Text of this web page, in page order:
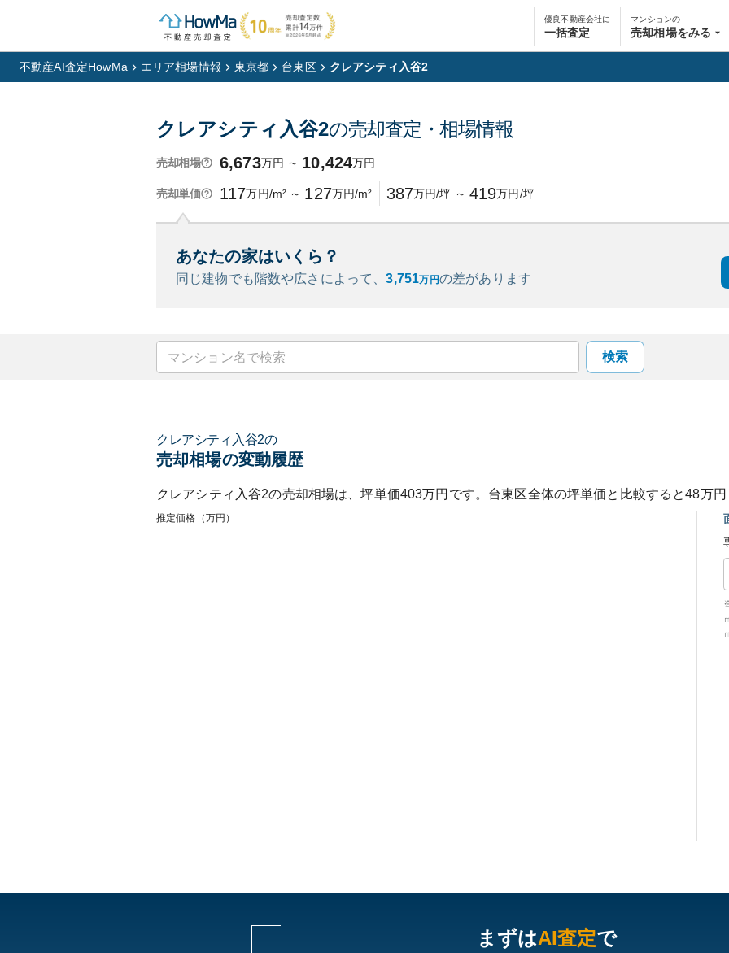
優良不動産会社に
一括査定
マンションの
売却相場をみる
不動産AI査定HowMa エリア相場情報 東京都 台東区 クレアシティ入谷2
クレアシティ入谷2の売却査定・相場情報
売却相場 6,673万円 ～ 10,424万円
売却単価 117万円/m² ～ 127万円/m² 387万円/坪 ～ 419万円/坪
あなたの家はいくら？
同じ建物でも階数や広さによって、3,751万円の差があります
検索
クレアシティ入谷2の
売却相場の変動履歴
クレアシティ入谷2の売却相場は、坪単価403万円です。 台東区全体の坪単価と比較すると48万円
推定価格（万円）
まずはAI査定で